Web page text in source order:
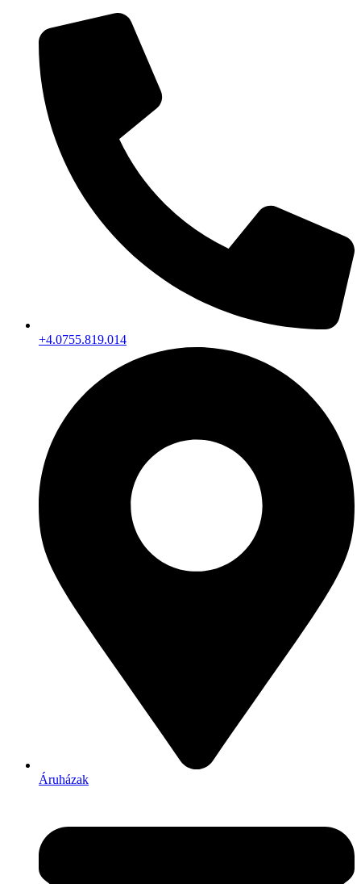
+4.0755.819.014
Áruházak